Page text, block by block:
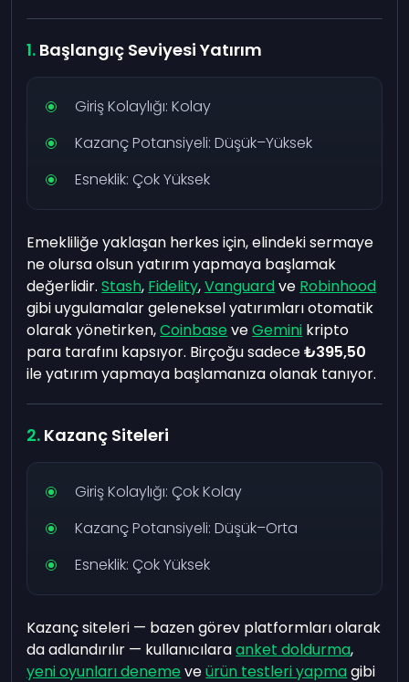
Başlangıç Seviyesi Yatırım
Giriş Kolaylığı: Kolay
Kazanç Potansiyeli: Düşük–Yüksek
Esneklik: Çok Yüksek
Emekliliğe yaklaşan herkes için, elindeki sermaye
ne olursa olsun yatırım yapmaya başlamak
değerlidir.Stash, Fidelity,Vanguardve Robinhood
gibi uygulamalar geleneksel yatırımları otomatik
olarak yönetirken,Coinbase veGemini kripto
para tarafını kapsıyor. Birçoğu sadece₺395,50
ile yatırım yapmaya başlamanıza olanak tanıyor.
Kazanç Siteleri
Giriş Kolaylığı: Çok Kolay
Kazanç Potansiyeli: Düşük–Orta
Esneklik: Çok Yüksek
Kazanç siteleri — bazen görev platformları olarak
da adlandırılır — kullanıcılaraanket doldurma,
yeni oyunları deneme veürün testleri yapmagibi